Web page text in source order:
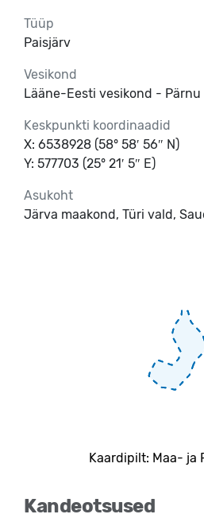
Tüüp
Paisjärv
Vesikond
Lääne-Eesti vesikond -
Keskpunkti koordinaadid
X: 6538928 (58° 58′ 56″ N)
Y: 577703 (25° 21′ 5″ E)
Asukoht
Järva maakond, Türi vald,
Kaardipilt: Maa- ja
Kandeotsused